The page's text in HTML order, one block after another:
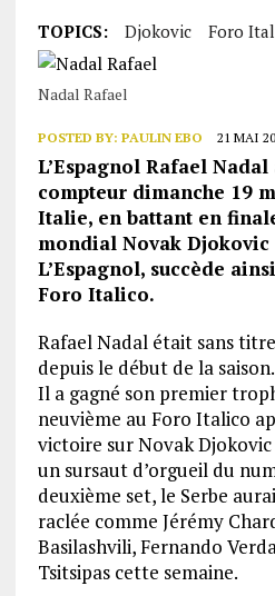
TOPICS: Djokovic Foro
Nadal Rafael
POSTED BY: PAULIN EBO 21 MAI
L’Espagnol Rafael
compteur dimanche 19
Italie, en battant en
mondial Novak Djokovic
L’Espagnol, succède
Foro Italico.
Rafael Nadal était sans
depuis le début de la
Il a gagné son premier
neuvième au Foro Italico
victoire sur Novak Djokovic
un sursaut d’orgueil du
deuxième set, le Serbe
raclée comme Jérémy
Basilashvili, Fernando
Tsitsipas cette semaine.